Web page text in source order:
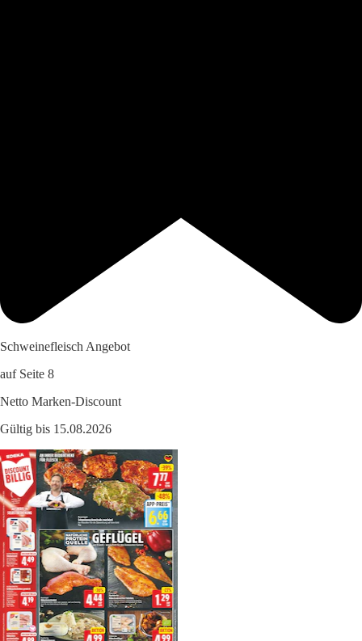
Schweinefleisch Angebot
auf Seite 8
Netto Marken-Discount
Gültig bis 15.08.2026